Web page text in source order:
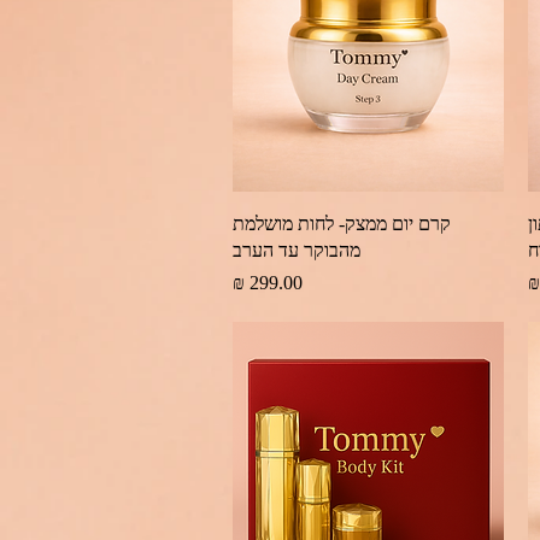
תצוגה מהירה
קרם יום ממצק- לחות מושלמת
מהבוקר עד הערב
מחיר